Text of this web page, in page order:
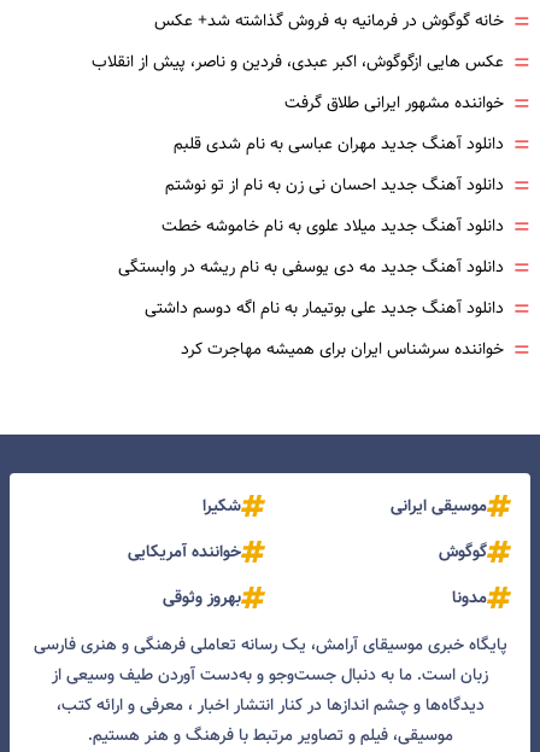
= خانه گوگوش در فرمانیه به فروش گذاشته شد+ عکس
= عکس هایی ازگوگوش، اکبر عبدی، فردین و ناصر، پیش از انقلاب
= خواننده مشهور ایرانی طلاق گرفت
= دانلود آهنگ جدید مهران عباسی به نام شدی قلبم
= دانلود آهنگ جدید احسان نی زن به نام از تو نوشتم
= دانلود آهنگ جدید میلاد علوی به نام خاموشه خطت
= دانلود آهنگ جدید مه دی یوسفی به نام ریشه در وابستگی
= دانلود آهنگ جدید علی بوتیمار به نام اگه دوسم داشتی
= خواننده سرشناس ایران برای همیشه مهاجرت کرد
موسیقی ایرانی
شکیرا
گوگوش
خواننده آمریکایی
مدونا
بهروز وثوقی
پایگاه خبری موسیقای آرامش، یک رسانه تعاملی فرهنگی و هنری فارسی
زبان است. ما به دنبال جست‌و‌جو و به‌دست آوردن طیف وسیعی از
دیدگاه‌ها و چشم انداز‌ها در کنار انتشار اخبار ، معرفی و ارائه کتب،
موسیقی، فیلم و تصاویر مرتبط با فرهنگ و هنر هستیم.